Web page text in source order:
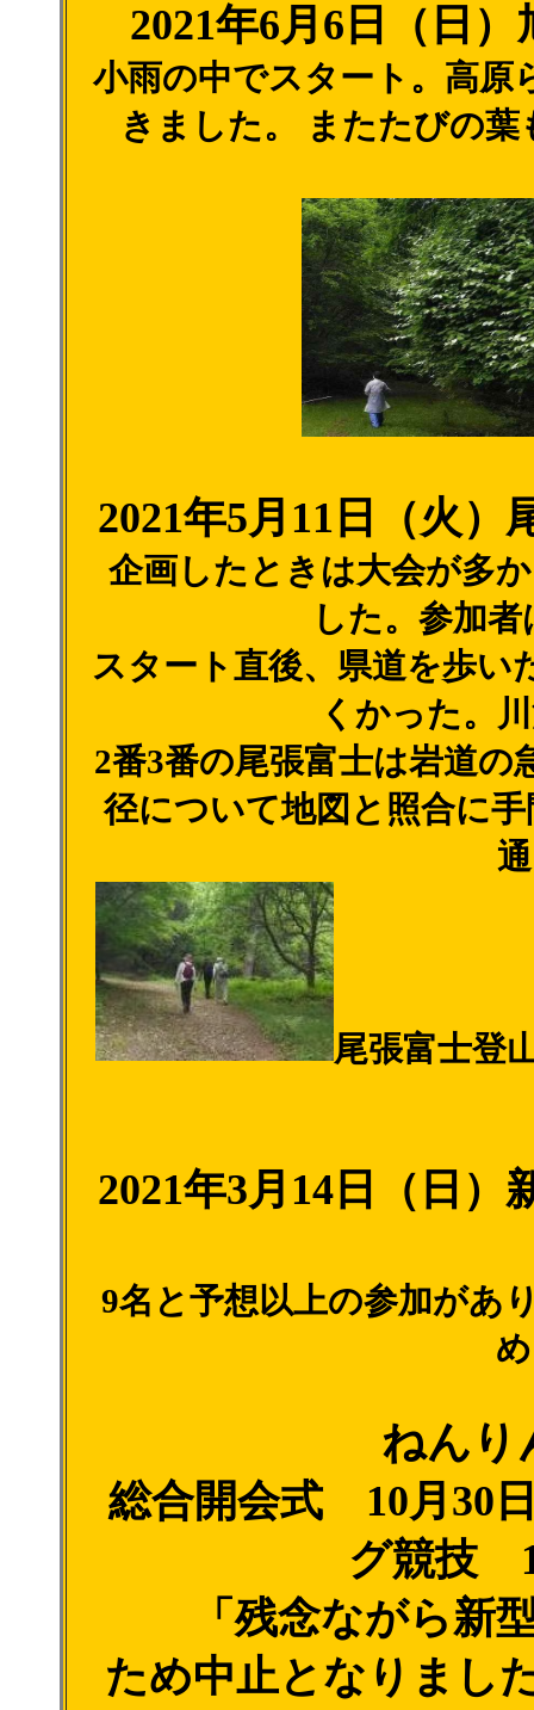
2021年6月6日（日
小雨の中でスタート。高原
きました。 またたびの
2021年5月11日（火
企画したときは大会が多
した。参加
スタート直後、県道を歩い
くかった。
2番3番の尾張富士は岩道
径について地図と照合に
尾張富士登
2021年3月14日（日
9名と予想以上の参加があ
ねんり
総合開会式 10月30
グ競技
「残念ながら新型
ため中止となりまし